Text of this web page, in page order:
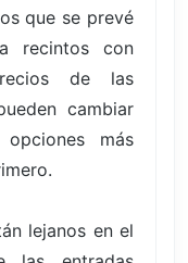
que se prevé
recintos con
de las
cambiar
más
lejanos en el